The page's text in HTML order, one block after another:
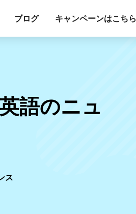
ブログ キャンペーンはこちら
語のニュ
ス